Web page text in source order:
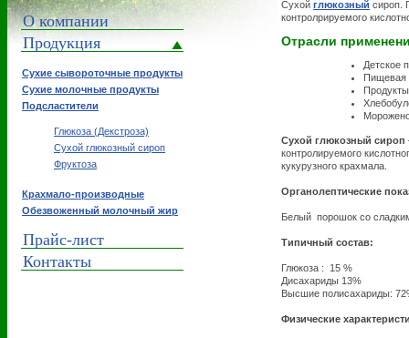
О компании
Продукция
Сухие сывороточные продукты
Сухие молочные продукты
Подсластители
Глюкоза (Декстроза)
Сухой глюкозный сироп
Фруктоза
Крахмало-производные
Обезвоженный молочный жир
Прайс-лист
Контакты
Сухой глюкозный сироп.
контролрируемого
Отрасли
Детское
Пищевая
Cухой глюкозный сироп
контролируемого
кукурузного крахмала.
Органолептические
Белый порошок со
Типичный состав:
Глюкоза : 15 %
Дисахариды 13%
Высшие полисахариды:
Физические